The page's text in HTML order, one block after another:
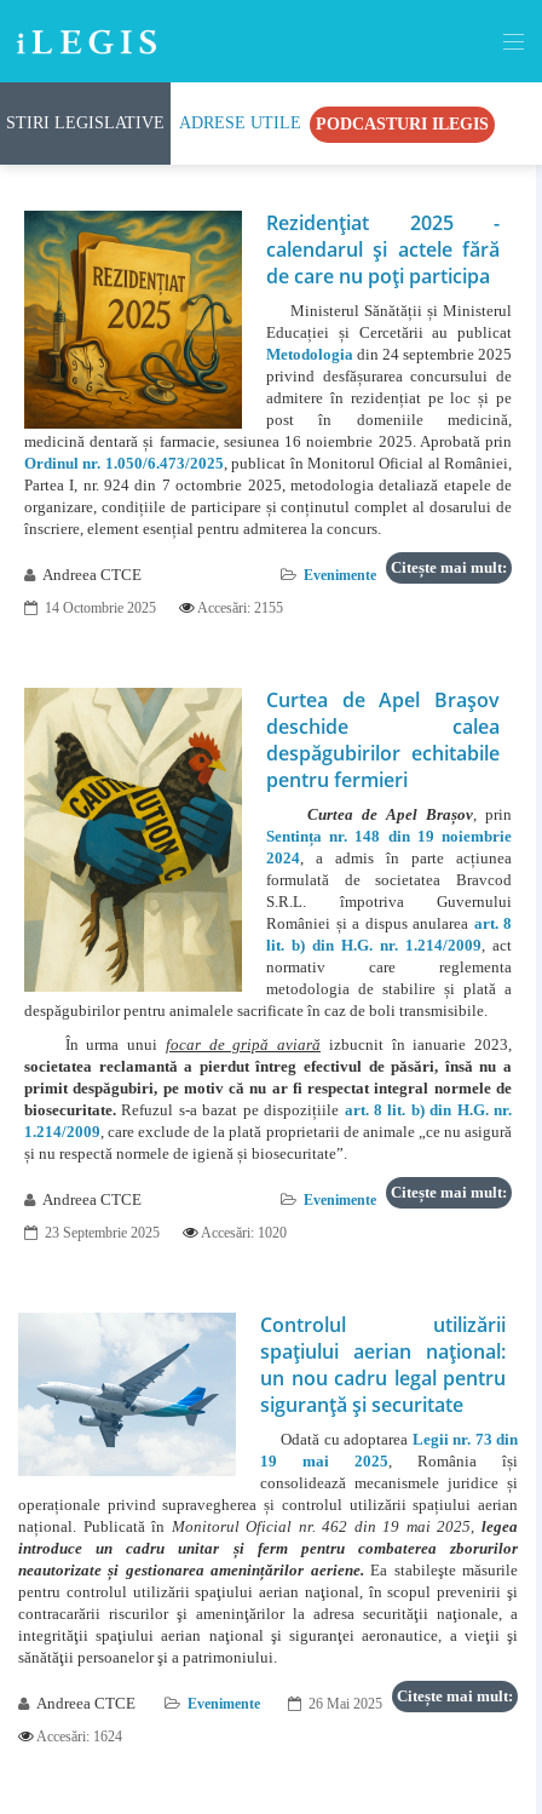
STIRI LEGISLATIVE ADRESE UTILE PODCASTURI ILEGIS
Rezidențiat 2025 -
calendarul și actele fără
de care nu poți participa
Ministerul Sănătății și Ministerul
Educației și Cercetării au publicat
Metodologia din 24 septembrie 2025
privind desfășurarea concursului de
admitere în rezidențiat pe loc și pe
post în domeniile medicină,
medicină dentară și farmacie, sesiunea 16 noiembrie 2025. Aprobată prin
Ordinul nr. 1.050/6.473/2025, publicat în Monitorul Oficial al României,
Partea I, nr. 924 din 7 octombrie 2025, metodologia detaliază etapele de
organizare, condițiile de participare și conținutul complet al dosarului de
înscriere, element esențial pentru admiterea la concurs.
Citește mai mult:
Andreea CTCE
Evenimente
14 Octombrie 2025
Accesări: 2155
Curtea de Apel Brașov
deschide calea
despăgubirilor echitabile
pentru fermieri
Curtea de Apel Brașov, prin
Sentința nr. 148 din 19 noiembrie
2024, a admis în parte acțiunea
formulată de societatea Bravcod
S.R.L. împotriva Guvernului
României și a dispus anularea art. 8
lit. b) din H.G. nr. 1.214/2009, act
normativ care reglementa
metodologia de stabilire și plată a
despăgubirilor pentru animalele sacrificate în caz de boli transmisibile.
În urma unui focar de gripă aviară izbucnit în ianuarie 2023,
societatea reclamantă a pierdut întreg efectivul de păsări, însă nu a
primit despăgubiri, pe motiv că nu ar fi respectat integral normele de
biosecuritate. Refuzul s-a bazat pe dispozițiile art. 8 lit. b) din H.G. nr.
1.214/2009, care exclude de la plată proprietarii de animale „ce nu asigură
și nu respectă normele de igienă și biosecuritate”.
Citește mai mult:
Andreea CTCE
Evenimente
23 Septembrie 2025
Accesări: 1020
Controlul utilizării
spațiului aerian național:
un nou cadru legal pentru
siguranță și securitate
Odată cu adoptarea Legii nr. 73 din
19 mai 2025, România își
consolidează mecanismele juridice și
operaționale privind supravegherea și controlul utilizării spațiului aerian
național. Publicată în Monitorul Oficial nr. 462 din 19 mai 2025,legea
introduce un cadru unitar și ferm pentru combaterea zborurilor
neautorizate și gestionarea amenințărilor aeriene. Ea stabileşte măsurile
pentru controlul utilizării spaţiului aerian naţional, în scopul prevenirii şi
contracarării riscurilor şi ameninţărilor la adresa securităţii naţionale, a
integrităţii spaţiului aerian naţional şi siguranţei aeronautice, a vieţii şi
sănătăţii persoanelor şi a patrimoniului.
Citește mai mult:
Andreea CTCE Evenimente
26 Mai 2025
Accesări: 1624